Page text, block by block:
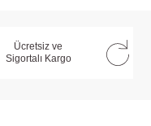
Ücretsiz ve
Sigortalı Kargo